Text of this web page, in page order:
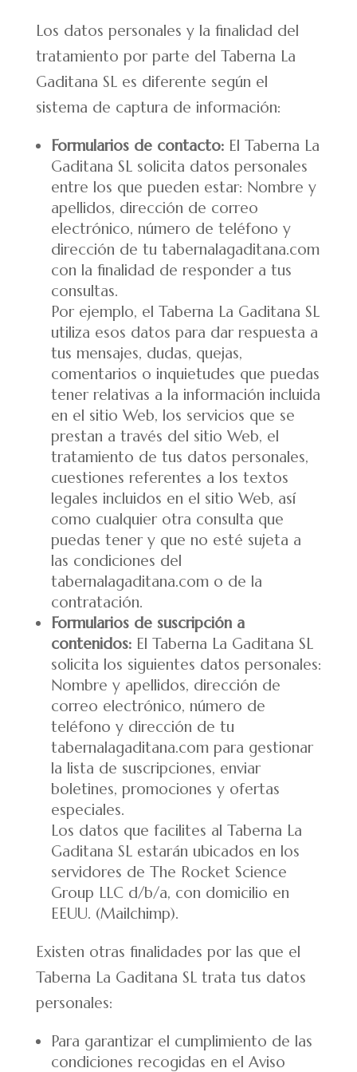
Los datos personales y la finalidad del
tratamiento por parte del Taberna La
Gaditana SL es diferente según el
sistema de captura de información:
Formularios de contacto:El Taberna La
Gaditana SL solicita datos personales
entre los que pueden estar: Nombre y
apellidos, dirección de correo
electrónico, número de teléfono y
dirección de tu tabernalagaditana.com
con la finalidad de responder a tus
consultas.
Por ejemplo, el Taberna La Gaditana SL
utiliza esos datos para dar respuesta a
tus mensajes, dudas, quejas,
comentarios o inquietudes que puedas
tener relativas a la información incluida
en el sitio Web, los servicios que se
prestan a través del sitio Web, el
tratamiento de tus datos personales,
cuestiones referentes a los textos
legales incluidos en el sitio Web, así
como cualquier otra consulta que
puedas tener y que no esté sujeta a
las condiciones del
tabernalagaditana.com o de la
contratación.
Formularios de suscripción a
contenidos:El Taberna La Gaditana SL
solicita los siguientes datos personales:
Nombre y apellidos, dirección de
correo electrónico, número de
teléfono y dirección de tu
tabernalagaditana.com para gestionar
la lista de suscripciones, enviar
boletines, promociones y ofertas
especiales.
Los datos que facilites al Taberna La
Gaditana SL estarán ubicados en los
servidores de The Rocket Science
Group LLC d/b/a, con domicilio en
EEUU. (Mailchimp).
Existen otras finalidades por las que el
Taberna La Gaditana SL trata tus datos
personales:
Para garantizar el cumplimiento de las
condiciones recogidas en el Aviso